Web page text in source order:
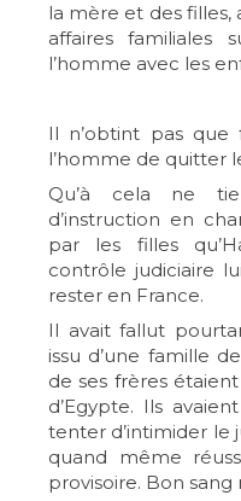
la mère et des filles,
affaires
l’homme avec les
Il n’obtint pas que
l’homme de quitter
Qu’à cela ne
d’instruction en
par les filles
contrôle judiciaire
rester en France.
Il avait fallut
issu d’une famille
de ses frères
d’Egypte. Ils
tenter d’intimider le
quand même
provisoire. Bon